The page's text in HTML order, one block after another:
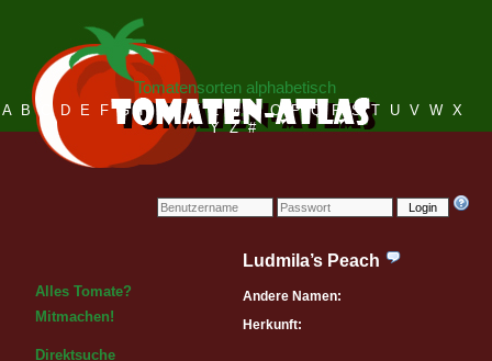
Login
Tomatensorten alphabetisch
A B C D E F G H I J K L M N O P Q R S T U V W X
Y Z #
Alles Tomate?
Mitmachen!
Direktsuche
Ludmila’s Peach
Andere Namen:
Herkunft: